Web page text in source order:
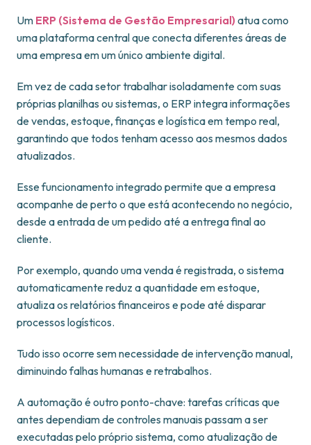
Um ERP (Sistema de Gestão Empresarial) atua como
uma plataforma central que conecta diferentes áreas de
uma empresa em um único ambiente digital.
Em vez de cada setor trabalhar isoladamente com suas
próprias planilhas ou sistemas, o ERP integra informações
de vendas, estoque, finanças e logística em tempo real,
garantindo que todos tenham acesso aos mesmos dados
atualizados.
Esse funcionamento integrado permite que a empresa
acompanhe de perto o que está acontecendo no negócio,
desde a entrada de um pedido até a entrega final ao
cliente.
Por exemplo, quando uma venda é registrada, o sistema
automaticamente reduz a quantidade em estoque,
atualiza os relatórios financeiros e pode até disparar
processos logísticos.
Tudo isso ocorre sem necessidade de intervenção manual,
diminuindo falhas humanas e retrabalhos.
A automação é outro ponto-chave: tarefas críticas que
antes dependiam de controles manuais passam a ser
executadas pelo próprio sistema, como atualização de